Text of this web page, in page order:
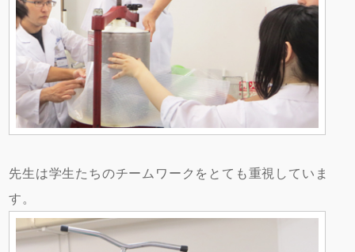
先生は学生たちのチームワークをとても重視していま
す。